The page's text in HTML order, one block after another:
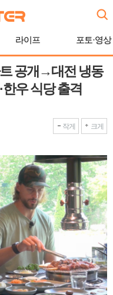
라이프 포토·영상
공개→대전 냉동
한우 식당 출격
작게 크게